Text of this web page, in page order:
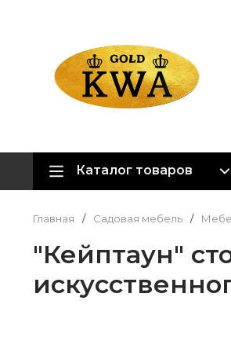
Каталог товаров
Главная / Садовая мебель /
"Кейптаун"